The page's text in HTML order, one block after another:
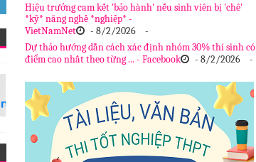
Hiệu trưởng cam kết 'bảo hành' nếu sinh viên bị 'chê'
*kỹ* năng nghề *nghiệp* -
VietNamNet
- 8/2/2026
-
Dự thảo hướng dẫn cách xác định nhóm 30% thí sinh có
điểm cao nhất theo từng ... - Facebook
- 8/2/2026 -